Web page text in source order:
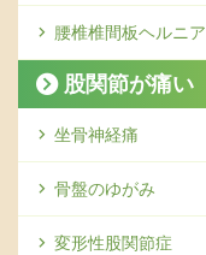
腰椎椎間板ヘルニア
股関節が痛い
坐骨神経痛
骨盤のゆがみ
変形性股関節症